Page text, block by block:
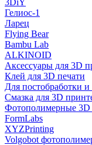
3DiY
Гелиос-1
Ларец
Flying Bear
Bambu Lab
ALKINOID
Аксессуары для 3D
Клей для 3D печати
Для постобработки
Смазка для 3D
Фотополимерные 3D
FormLabs
XYZPrinting
Volgobot